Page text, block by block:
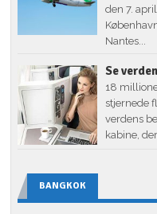
den 7.
Nantes...
Se
18
stjernede
verdens
kabine,
BANGKOK